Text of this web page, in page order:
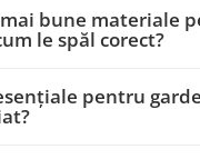
bune materiale
le spăl corect?
pentru